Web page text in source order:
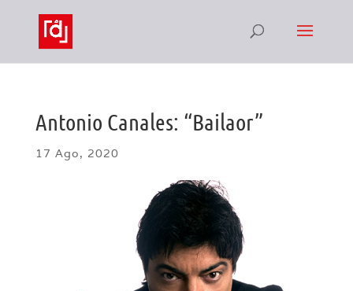
Antonio Canales: “Bailaor”
17 Ago, 2020